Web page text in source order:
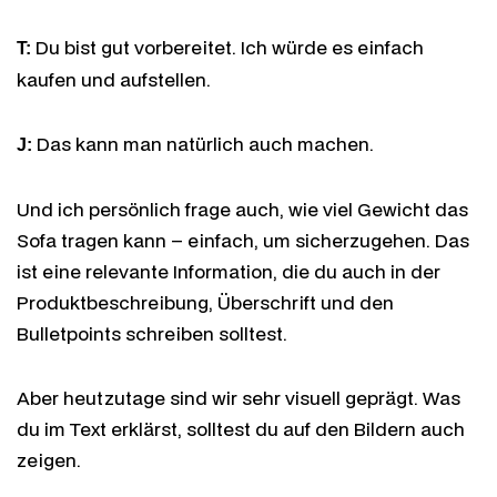
T: Du bist gut vorbereitet. Ich würde es einfach
kaufen und aufstellen.
J: Das kann man natürlich auch machen.
Und ich persönlich frage auch, wie viel Gewicht das
Sofa tragen kann – einfach, um sicherzugehen. Das
ist eine relevante Information, die du auch in der
Produktbeschreibung, Überschrift und den
Bulletpoints schreiben solltest.
Aber heutzutage sind wir sehr visuell geprägt. Was
du im Text erklärst, solltest du auf den Bildern auch
zeigen.